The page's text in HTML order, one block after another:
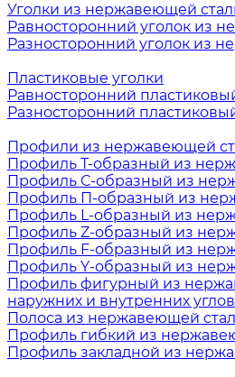
Уголки из нержавеющей
Равносторонний уголок из
Разносторонний уголок из
Пластиковые уголки
Равносторонний
Разносторонний
Профили из нержавеющей
Профиль Т-образный из
Профиль С-образный из
Профиль П-образный из
Профиль L-образный из
Профиль Z-образный из
Профиль F-образный из
Профиль Y-образный из
Профиль фигурный из
наружних и внутренних углов
Полоса из нержавеющей
Профиль гибкий из
Профиль закладной из